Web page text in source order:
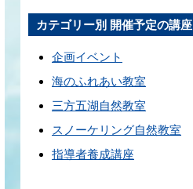
カテゴリー別 開催予定の講座
企画イベント
海のふれあい教室
三方五湖自然教室
スノーケリング自然教室
指導者養成講座